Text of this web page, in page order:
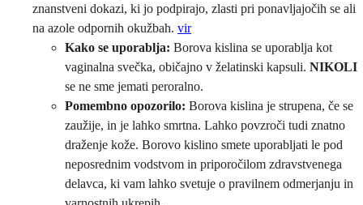
znanstveni dokazi, ki jo podpirajo, zlasti pri ponavljajočih se ali
na azole odpornih okužbah. vir
Kako se uporablja: Borova kislina se uporablja kot
vaginalna svečka, običajno v želatinski kapsuli. NIKOLI
se ne sme jemati peroralno.
Pomembno opozorilo: Borova kislina je strupena, če se
zaužije, in je lahko smrtna. Lahko povzroči tudi znatno
draženje kože. Borovo kislino smete uporabljati le pod
neposrednim vodstvom in priporočilom zdravstvenega
delavca, ki vam lahko svetuje o pravilnem odmerjanju in